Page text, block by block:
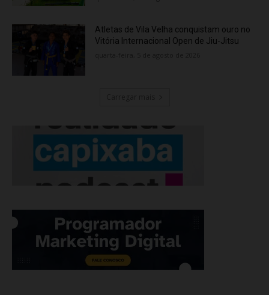
Atletas de Vila Velha conquistam ouro no
Vitória Internacional Open de Jiu-Jitsu